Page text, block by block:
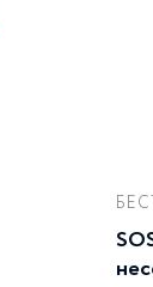
средств для
для